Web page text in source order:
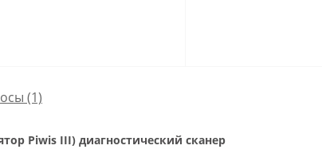
(1)
Piwis III) диагностический сканер